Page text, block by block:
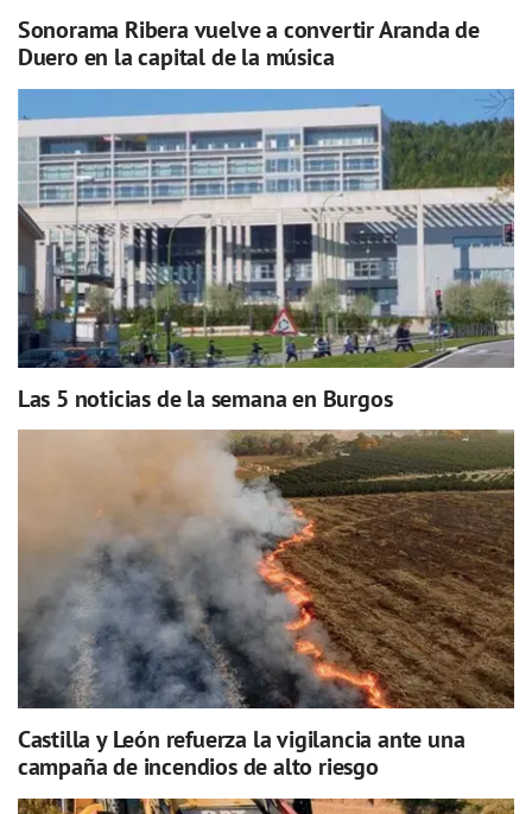
Sonorama Ribera vuelve a convertir Aranda de
Duero en la capital de la música
Las 5 noticias de la semana en Burgos
Castilla y León refuerza la vigilancia ante una
campaña de incendios de alto riesgo